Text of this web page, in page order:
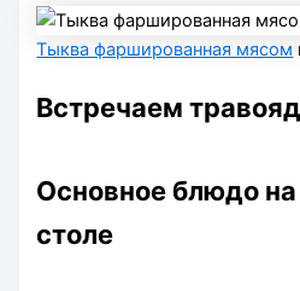
Тыква фаршированная мясом
Встречаем
Основное блюдо
столе